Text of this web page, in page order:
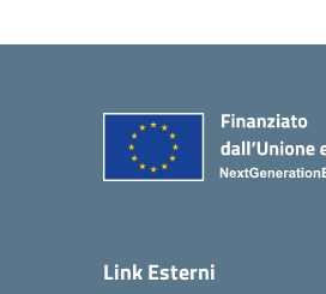
Link Esterni